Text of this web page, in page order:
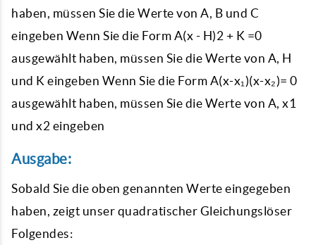
haben, müssen Sie die Werte von A, B und C
eingeben Wenn Sie die Form A(x - H)2 + K =0
ausgewählt haben, müssen Sie die Werte von A, H
und K eingeben Wenn Sie die Form A(x-x₁)(x-x₂)= 0
ausgewählt haben, müssen Sie die Werte von A, x1
und x2 eingeben
Ausgabe:
Sobald Sie die oben genannten Werte eingegeben
haben, zeigt unser quadratischer Gleichungslöser
Folgendes: